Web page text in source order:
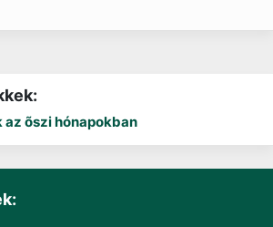
õszi hónapokban